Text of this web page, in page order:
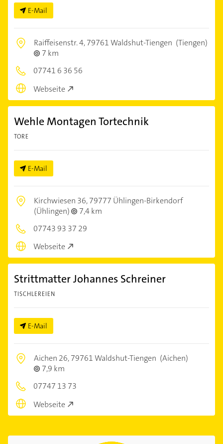
E-Mail
Raiffeisenstr. 4,79761 Waldshut-Tiengen (Tiengen)
7 km
07741 6 36 56
Webseite
Wehle Montagen Tortechnik
TORE
E-Mail
Kirchwiesen 36,79777 Ühlingen-Birkendorf
(Ühlingen)
7,4 km
07743 93 37 29
Webseite
Strittmatter Johannes Schreiner
TISCHLEREIEN
E-Mail
Aichen 26,79761 Waldshut-Tiengen (Aichen)
7,9 km
07747 13 73
Webseite